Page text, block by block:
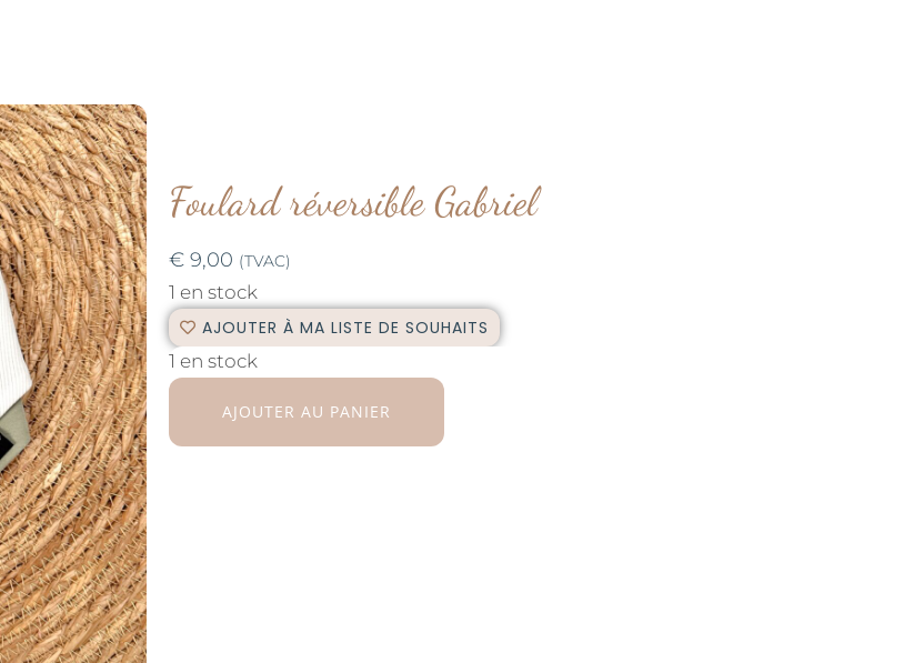
Foulard réversible Gabriel
€ 9,00 (TVAC)
1 en stock
AJOUTER À MA LISTE DE SOUHAITS
1 en stock
AJOUTER AU PANIER